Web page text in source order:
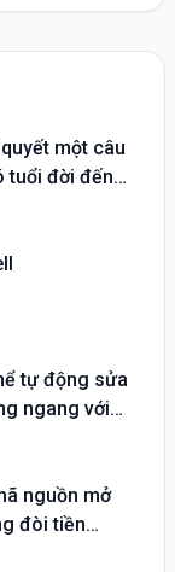
một câu
tuổi đời đến
tự động sửa
ngang với
nguồn mở
đòi tiền